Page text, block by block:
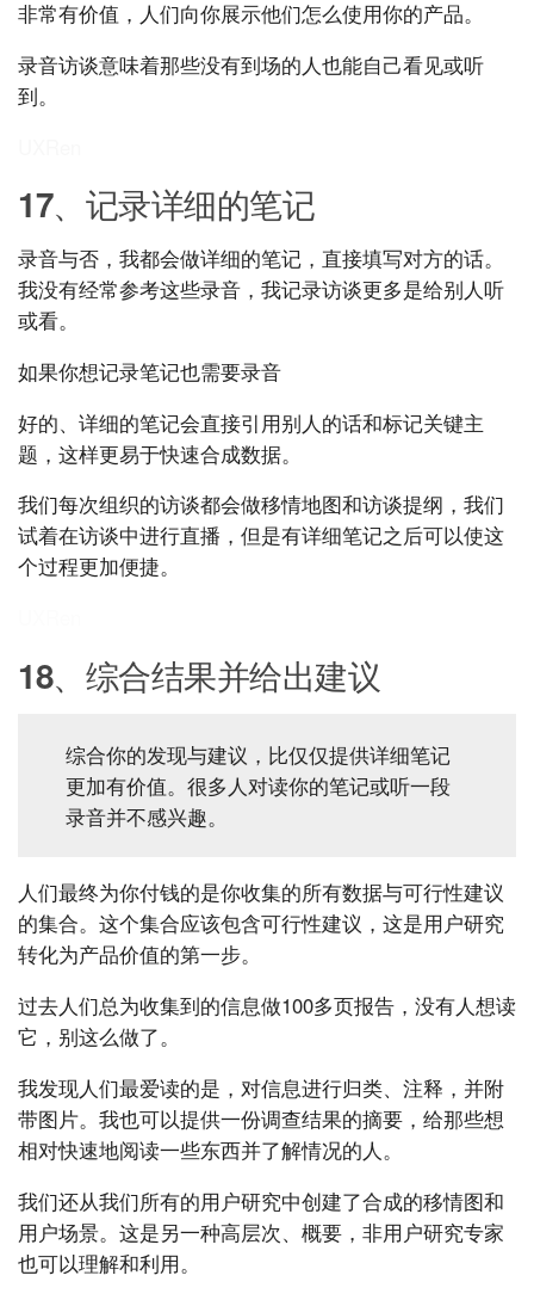
非常有价值，人们向你展示他们怎么使用你的产品。
录音访谈意味着那些没有到场的人也能自己看见或听
到。
17、记录详细的笔记
录音与否，我都会做详细的笔记，直接填写对方的话。
我没有经常参考这些录音，我记录访谈更多是给别人听
或看。
如果你想记录笔记也需要录音
好的、详细的笔记会直接引用别人的话和标记关键主
题，这样更易于快速合成数据。
我们每次组织的访谈都会做移情地图和访谈提纲，我们
试着在访谈中进行直播，但是有详细笔记之后可以使这
个过程更加便捷。
18、 综合结果并给出建议
综合你的发现与建议，比仅仅提供详细笔记
更加有价值。很多人对读你的笔记或听一段
录音并不感兴趣。
人们最终为你付钱的是你收集的所有数据与可行性建议
的集合。这个集合应该包含可行性建议，这是用户研究
转化为产品价值的第一步。
过去人们总为收集到的信息做100多页报告，没有人想读
它，别这么做了。
我发现人们最爱读的是，对信息进行归类、注释，并附
带图片。我也可以提供一份调查结果的摘要，给那些想
相对快速地阅读一些东西并了解情况的人。
我们还从我们所有的用户研究中创建了合成的移情图和
用户场景。这是另一种高层次、概要，非用户研究专家
也可以理解和利用。